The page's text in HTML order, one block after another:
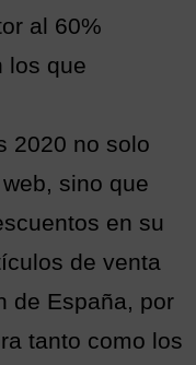
al 60%
los que
2020 no solo
sino que
en su
de venta
de España, por
tanto como los